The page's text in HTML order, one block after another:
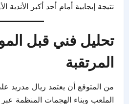
نتيجة إيجابية أمام أحد أكبر الأندية
تحليل فني قبل
المرتقبة
من المتوقع أن يعتمد ريال
الملعب وبناء الهجمات المنظمة